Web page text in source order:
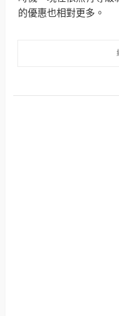
的優惠也相對更多。